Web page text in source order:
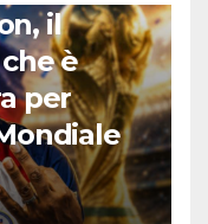
il
è
per